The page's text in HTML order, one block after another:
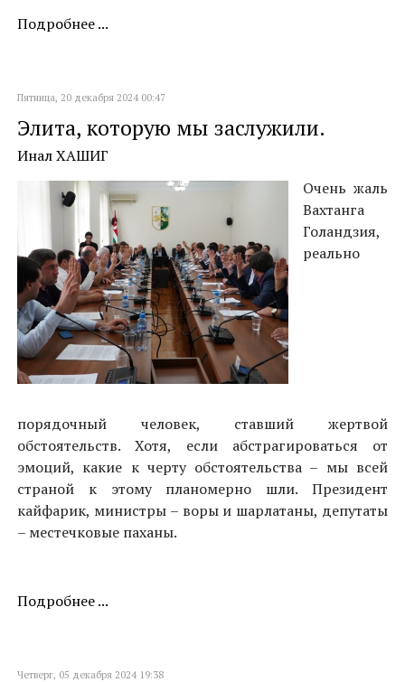
Подробнее ...
Пятница, 20 декабря 2024 00:47
Элита, которую мы заслужили.
Инал ХАШИГ
Очень жаль
Вахтанга
Голандзия,
реально
порядочный человек, ставший жертвой
обстоятельств. Хотя, если абстрагироваться от
эмоций, какие к черту обстоятельства – мы всей
страной к этому планомерно шли. Президент
кайфарик, министры – воры и шарлатаны, депутаты
– местечковые паханы.
Подробнее ...
Четверг, 05 декабря 2024 19:38